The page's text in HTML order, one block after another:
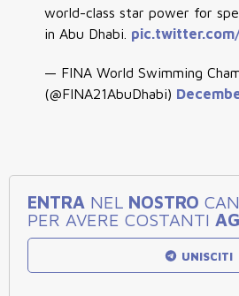
world-class star power for
in Abu Dhabi.
— FINA World Swimming
(@FINA21AbuDhabi)
ENTRA NEL NOSTRO
PER AVERE COSTANTI
UNISCITI